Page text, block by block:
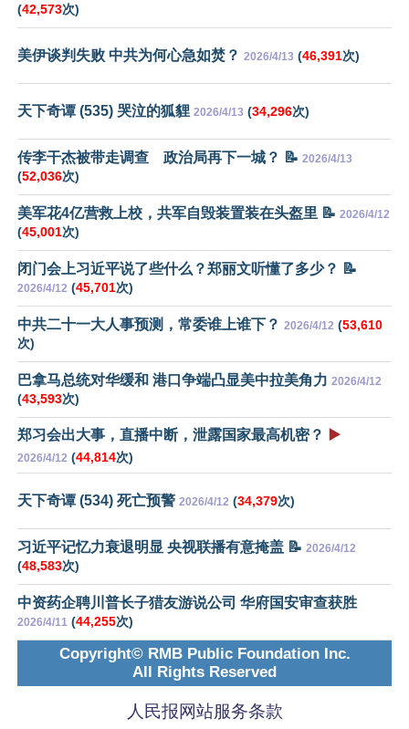
(42,573次)
美伊谈判失败 中共为何心急如焚？ 2026/4/13 (46,391次)
天下奇谭 (535) 哭泣的狐貍 2026/4/13 (34,296次)
传李干杰被带走调查 政治局再下一城？ 📝 2026/4/13
(52,036次)
美军花4亿营救上校，共军自毁装置装在头盔里 📝 2026/4/12
(45,001次)
闭门会上习近平说了些什么？郑丽文听懂了多少？ 📝
2026/4/12 (45,701次)
中共二十一大人事预测，常委谁上谁下？ 2026/4/12 (53,610
次)
巴拿马总统对华缓和 港口争端凸显美中拉美角力 2026/4/12
(43,593次)
郑习会出大事，直播中断，泄露国家最高机密？ ▶️
2026/4/12 (44,814次)
天下奇谭 (534) 死亡预警 2026/4/12 (34,379次)
习近平记忆力衰退明显 央视联播有意掩盖 📝 2026/4/12
(48,583次)
中资药企聘川普长子猎友游说公司 华府国安审查获胜
2026/4/11 (44,255次)
Copyright© RMB Public Foundation Inc.
All Rights Reserved
人民报网站服务条款